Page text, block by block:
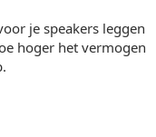
je speakers leggen
hoger het vermogen